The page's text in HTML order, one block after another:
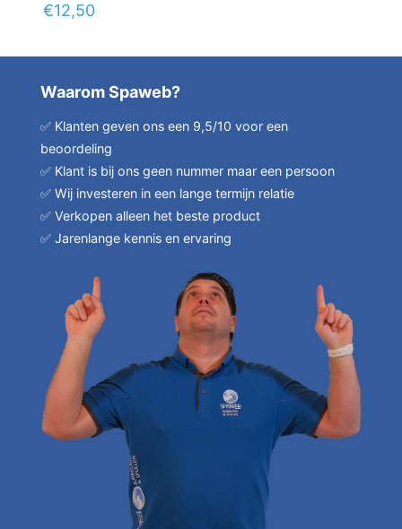
€12,50
Waarom Spaweb?
✅ Klanten geven ons een 9,5/10 voor een
beoordeling
✅ Klant is bij ons geen nummer maar een persoon
✅ Wij investeren in een lange termijn relatie
✅ Verkopen alleen het beste product
✅ Jarenlange kennis en ervaring